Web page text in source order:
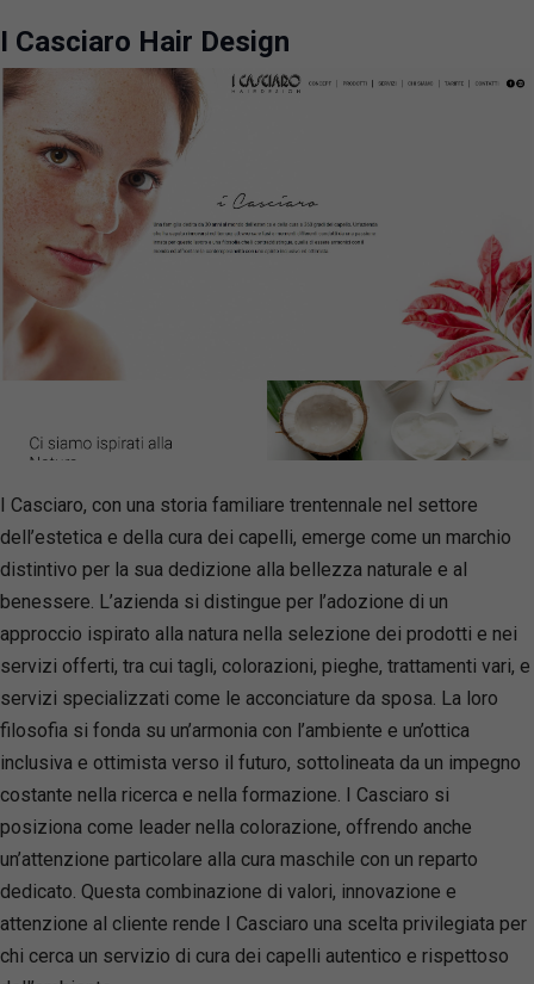
I Casciaro Hair Design
I Casciaro, con una storia familiare trentennale nel settore
dell’estetica e della cura dei capelli, emerge come un marchio
distintivo per la sua dedizione alla bellezza naturale e al
benessere. L’azienda si distingue per l’adozione di un
approccio ispirato alla natura nella selezione dei prodotti e nei
servizi offerti, tra cui tagli, colorazioni, pieghe, trattamenti vari, e
servizi specializzati come le acconciature da sposa. La loro
filosofia si fonda su un’armonia con l’ambiente e un’ottica
inclusiva e ottimista verso il futuro, sottolineata da un impegno
costante nella ricerca e nella formazione. I Casciaro si
posiziona come leader nella colorazione, offrendo anche
un’attenzione particolare alla cura maschile con un reparto
dedicato. Questa combinazione di valori, innovazione e
attenzione al cliente rende I Casciaro una scelta privilegiata per
chi cerca un servizio di cura dei capelli autentico e rispettoso